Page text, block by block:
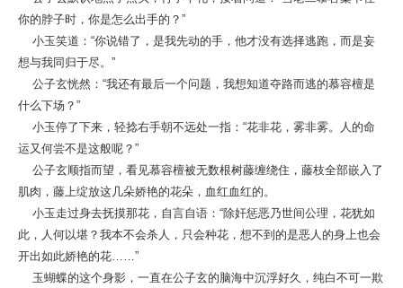
你的脖子时，你是怎么出手的？”
小玉笑道：“你说错了，是我先动的手，他才没有选择逃跑，而是妄
想与我同归于尽。”
公子玄恍然：“我还有最后一个问题，我想知道夺路而逃的慕容檀是
什么下场？”
小玉停了下来，轻捻右手朝不远处一指：“花非花，雾非雾。人的命
运又何尝不是这般呢？”
公子玄顺指而望，看见慕容檀被无数根树藤缠绕住，藤枝全部嵌入了
肌肉，藤上绽放这几朵娇艳的花朵，血红血红的。
小玉走过身去抚摸那花，自言自语：“除奸惩恶乃世间公理，花犹如
此，人何以堪？我本不会杀人，只会种花，想不到的是恶人的身上也会
开出如此娇艳的花……”
玉蝴蝶的这个身影，一直在公子玄的脑海中沉浮好久，纯白不可一欺